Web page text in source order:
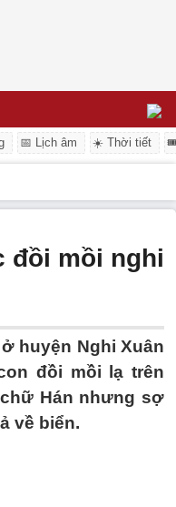
📅 Lịch âm ☀️ Thời tiết
đồi mồi nghi
huyện Nghi Xuân
đồi mồi lạ trên
Hán nhưng sợ
về biển.